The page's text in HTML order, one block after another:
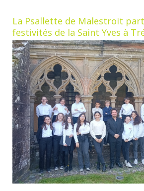
La Psallette de Malestroit
festivités de la Saint Yves à